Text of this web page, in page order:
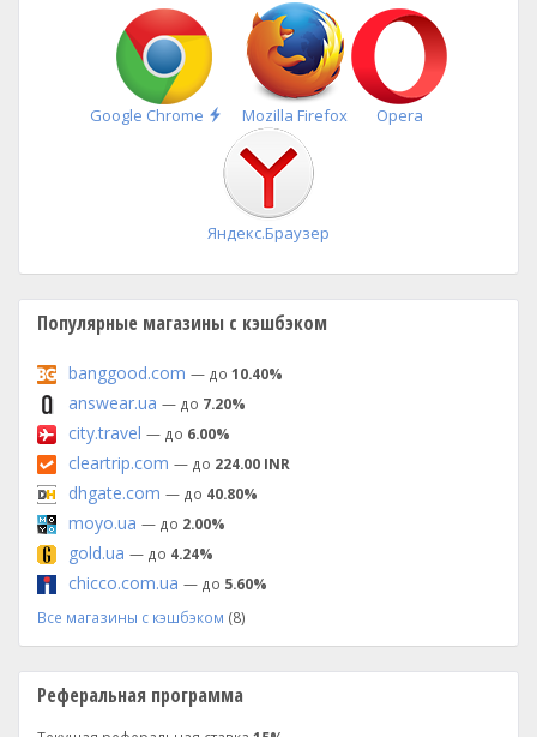
Google Chrome
Быстрая
установка
Mozilla Firefox Opera
Яндекс.Браузер
Популярные магазины с кэшбэком
banggood.com — до 10.40%
answear.ua — до 7.20%
city.travel — до 6.00%
cleartrip.com — до 224.00 INR
dhgate.com — до 40.80%
moyo.ua — до 2.00%
gold.ua — до 4.24%
chicco.com.ua — до 5.60%
Все магазины с кэшбэком (8)
Реферальная программа